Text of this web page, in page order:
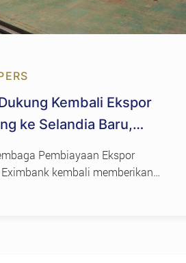
Kembali Ekspor
ke Selandia Baru,
Pembiayaan Ekspor
kembali memberikan